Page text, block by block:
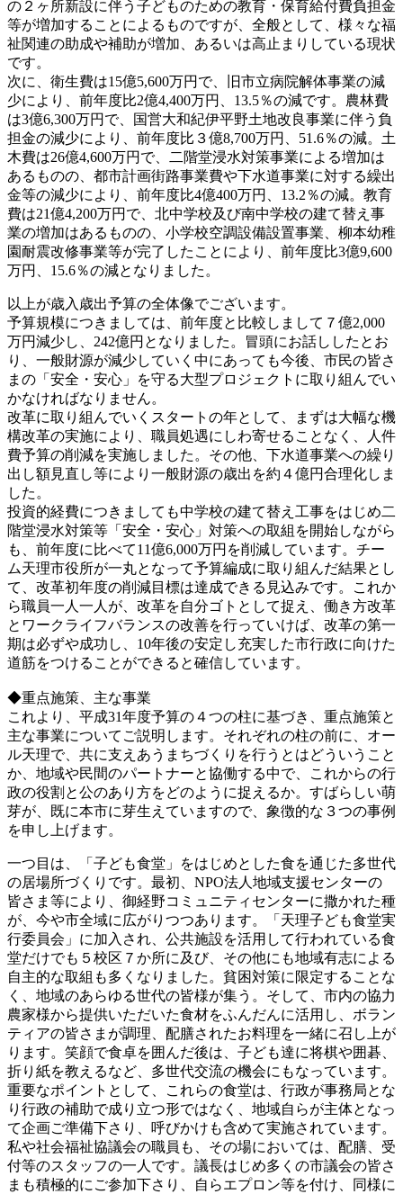
の２ヶ所新設に伴う子どものための教育・保育給付費負担金
等が増加することによるものですが、全般として、様々な福
祉関連の助成や補助が増加、あるいは高止まりしている現状
です。
次に、衛生費は15億5,600万円で、旧市立病院解体事業の減
少により、前年度比2億4,400万円、13.5％の減です。農林費
は3億6,300万円で、国営大和紀伊平野土地改良事業に伴う負
担金の減少により、前年度比３億8,700万円、51.6％の減。土
木費は26億4,600万円で、二階堂浸水対策事業による増加は
あるものの、都市計画街路事業費や下水道事業に対する繰出
金等の減少により、前年度比4億400万円、13.2％の減。教育
費は21億4,200万円で、北中学校及び南中学校の建て替え事
業の増加はあるものの、小学校空調設備設置事業、柳本幼稚
園耐震改修事業等が完了したことにより、前年度比3億9,600
万円、15.6％の減となりました。
以上が歳入歳出予算の全体像でございます。
予算規模につきましては、前年度と比較しまして７億2,000
万円減少し、242億円となりました。冒頭にお話ししたとお
り、一般財源が減少していく中にあっても今後、市民の皆さ
まの「安全・安心」を守る大型プロジェクトに取り組んでい
かなければなりません。
改革に取り組んでいくスタートの年として、まずは大幅な機
構改革の実施により、職員処遇にしわ寄せることなく、人件
費予算の削減を実施しました。その他、下水道事業への繰り
出し額見直し等により一般財源の歳出を約４億円合理化しま
した。
投資的経費につきましても中学校の建て替え工事をはじめ二
階堂浸水対策等「安全・安心」対策への取組を開始しながら
も、前年度に比べて11億6,000万円を削減しています。チー
ム天理市役所が一丸となって予算編成に取り組んだ結果とし
て、改革初年度の削減目標は達成できる見込みです。これか
ら職員一人一人が、改革を自分ゴトとして捉え、働き方改革
とワークライフバランスの改善を行っていけば、改革の第一
期は必ずや成功し、10年後の安定し充実した市行政に向けた
道筋をつけることができると確信しています。
◆重点施策、主な事業
これより、平成31年度予算の４つの柱に基づき、重点施策と
主な事業についてご説明します。それぞれの柱の前に、オー
ル天理で、共に支えあうまちづくりを行うとはどういうこと
か、地域や民間のパートナーと協働する中で、これからの行
政の役割と公のあり方をどのように捉えるか。すばらしい萌
芽が、既に本市に芽生えていますので、象徴的な３つの事例
を申し上げます。
一つ目は、「子ども食堂」をはじめとした食を通じた多世代
の居場所づくりです。最初、NPO法人地域支援センターの
皆さま等により、御経野コミュニティセンターに撒かれた種
が、今や市全域に広がりつつあります。「天理子ども食堂実
行委員会」に加入され、公共施設を活用して行われている食
堂だけでも５校区７か所に及び、その他にも地域有志による
自主的な取組も多くなりました。貧困対策に限定することな
く、地域のあらゆる世代の皆様が集う。そして、市内の協力
農家様から提供いただいた食材をふんだんに活用し、ボラン
ティアの皆さまが調理、配膳されたお料理を一緒に召し上が
ります。笑顔で食卓を囲んだ後は、子ども達に将棋や囲碁、
折り紙を教えるなど、多世代交流の機会にもなっています。
重要なポイントとして、これらの食堂は、行政が事務局とな
り行政の補助で成り立つ形ではなく、地域自らが主体となっ
て企画ご準備下さり、呼びかけも含めて実施されています。
私や社会福祉協議会の職員も、その場においては、配膳、受
付等のスタッフの一人です。議長はじめ多くの市議会の皆さ
まも積極的にご参加下さり、自らエプロン等を付け、同様に